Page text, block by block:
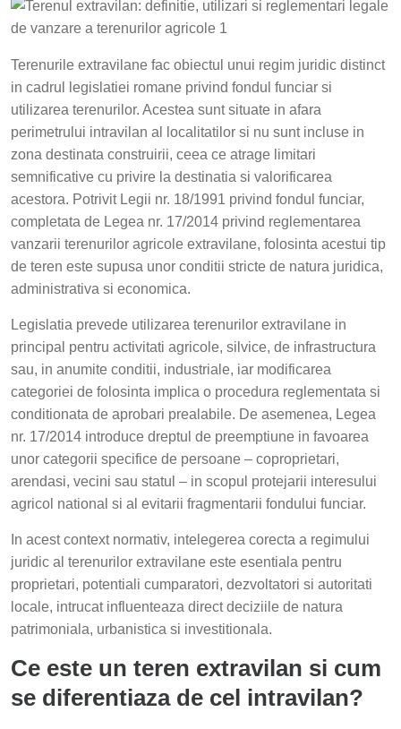
Terenurile extravilane fac obiectul unui regim juridic distinct
in cadrul legislatiei romane privind fondul funciar si
utilizarea terenurilor. Acestea sunt situate in afara
perimetrului intravilan al localitatilor si nu sunt incluse in
zona destinata construirii, ceea ce atrage limitari
semnificative cu privire la destinatia si valorificarea
acestora. Potrivit Legii nr. 18/1991 privind fondul funciar,
completata de Legea nr. 17/2014 privind reglementarea
vanzarii terenurilor agricole extravilane, folosinta acestui tip
de teren este supusa unor conditii stricte de natura juridica,
administrativa si economica.
Legislatia prevede utilizarea terenurilor extravilane in
principal pentru activitati agricole, silvice, de infrastructura
sau, in anumite conditii, industriale, iar modificarea
categoriei de folosinta implica o procedura reglementata si
conditionata de aprobari prealabile. De asemenea, Legea
nr. 17/2014 introduce dreptul de preemptiune in favoarea
unor categorii specifice de persoane – coproprietari,
arendasi, vecini sau statul – in scopul protejarii interesului
agricol national si al evitarii fragmentarii fondului funciar.
In acest context normativ, intelegerea corecta a regimului
juridic al terenurilor extravilane este esentiala pentru
proprietari, potentiali cumparatori, dezvoltatori si autoritati
locale, intrucat influenteaza direct deciziile de natura
patrimoniala, urbanistica si investitionala.
Ce este un teren extravilan si cum
se diferentiaza de cel intravilan?